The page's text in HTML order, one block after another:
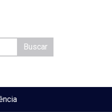
Buscar